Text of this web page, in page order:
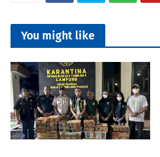
You might like